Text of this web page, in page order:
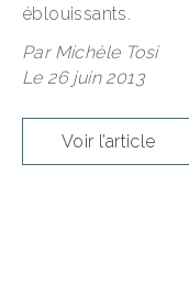
éblouissants.
Par Michèle Tosi
Le 26 juin 2013
Voir l’article